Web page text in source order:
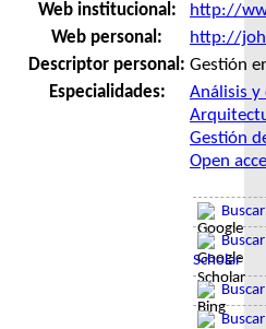
Web institucional:
http://
Web personal:
http://
Descriptor personal: Gestión
Especialidades:
Análisis y
Gestión
Open
Scholar